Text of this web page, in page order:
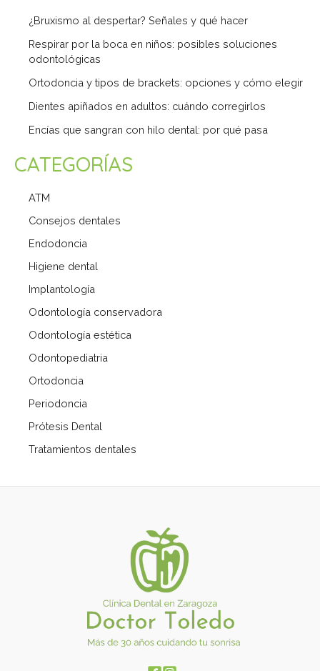
¿Bruxismo al despertar? Señales y qué hacer
Respirar por la boca en niños: posibles soluciones
odontológicas
Ortodoncia y tipos de brackets: opciones y cómo elegir
Dientes apiñados en adultos: cuándo corregirlos
Encías que sangran con hilo dental: por qué pasa
CATEGORÍAS
ATM
Consejos dentales
Endodoncia
Higiene dental
Implantología
Odontología conservadora
Odontología estética
Odontopediatria
Ortodoncia
Periodoncia
Prótesis Dental
Tratamientos dentales